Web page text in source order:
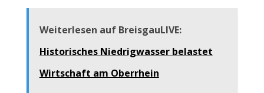
Weiterlesen auf BreisgauLIVE:
Historisches Niedrigwasser belastet
Wirtschaft am Oberrhein